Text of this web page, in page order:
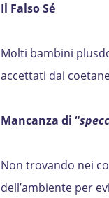
Il Falso Sé
Molti bambini
accettati dai
Mancanza di “
Non trovando nei
dell’ambiente per